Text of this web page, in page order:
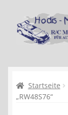
Zur
Navigation
springen
Zum
Inhalt
springen
KasseStartseite
„RW48S76“